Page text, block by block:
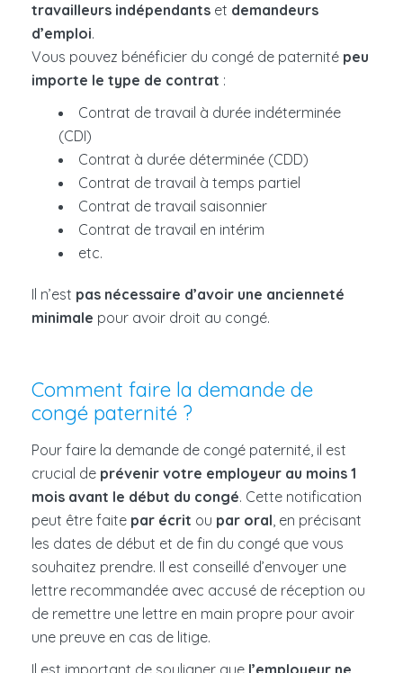
travailleurs indépendants et demandeurs
d’emploi.
Vous pouvez bénéficier du congé de paternité peu
importe le type de contrat :
Contrat de travail à durée indéterminée
(CDI)
Contrat à durée déterminée (CDD)
Contrat de travail à temps partiel
Contrat de travail saisonnier
Contrat de travail en intérim
etc.
Il n’est pas nécessaire d’avoir une ancienneté
minimale pour avoir droit au congé.
Comment faire la demande de
congé paternité ?
Pour faire la demande de congé paternité, il est
crucial de prévenir votre employeur au moins 1
mois avant le début du congé. Cette notification
peut être faite par écrit ou par oral , en précisant
les dates de début et de fin du congé que vous
souhaitez prendre. Il est conseillé d’envoyer une
lettre recommandée avec accusé de réception ou
de remettre une lettre en main propre pour avoir
une preuve en cas de litige.
Il est important de souligner que l’employeur ne